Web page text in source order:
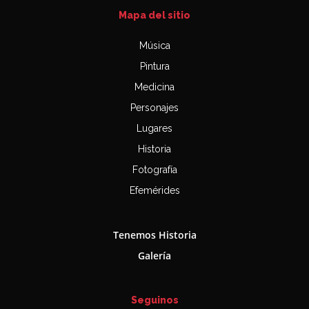
Mapa del sitio
Música
Pintura
Medicina
Personajes
Lugares
Historia
Fotografía
Efemérides
Tenemos Historia
Galería
Seguinos